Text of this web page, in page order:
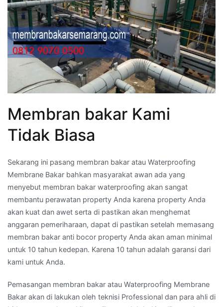
Membran bakar Kami
Tidak Biasa
Sekarang ini pasang membran bakar atau Waterproofing
Membrane Bakar bahkan masyarakat awan ada yang
menyebut membran bakar waterproofing akan sangat
membantu perawatan property Anda karena property Anda
akan kuat dan awet serta di pastikan akan menghemat
anggaran pemeriharaan, dapat di pastikan setelah memasang
membran bakar anti bocor property Anda akan aman minimal
untuk 10 tahun kedepan. Karena 10 tahun adalah garansi dari
kami untuk Anda.
Pemasangan membran bakar atau Waterproofing Membrane
Bakar akan di lakukan oleh teknisi Professional dan para ahli di